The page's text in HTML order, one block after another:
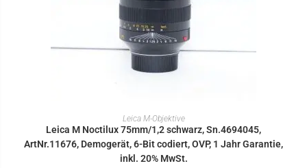
IN DEN WARENKORB
Leica M-Objektive
Leica M Noctilux 75mm/1,2 schwarz, Sn.4694045,
ArtNr.11676, Demogerät, 6-Bit codiert, OVP, 1 Jahr Garantie,
inkl. 20% MwSt.